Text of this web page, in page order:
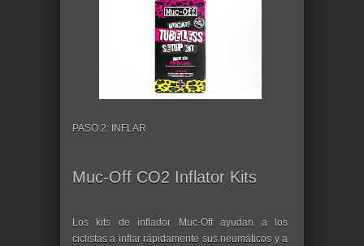
PASO 2: INFLAR
Muc-Off CO2 Inflator Kits
Los kits de inflador Muc-Off ayudan a los
ciclistas a inflar rápidamente sus neumáticos y a